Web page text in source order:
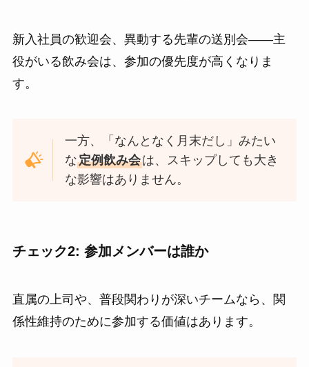
新入社員の歓迎会、異動する先輩の送別会――主
役がいる飲み会は、参加の優先度が高くなりま
す。
一方、「なんとなく月末だし」みたい
な定例飲み会は、スキップしても大き
な影響はありません。
チェック2: 参加メンバーは誰か
直属の上司や、普段関わりが深いチームなら、関
係性維持のために参加する価値はあります。